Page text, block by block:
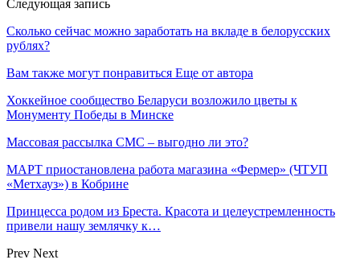
Следующая запись
Сколько сейчас можно заработать на вкладе в белорусских
рублях?
Вам также могут понравиться Еще от автора
Хоккейное сообщество Беларуси возложило цветы к
Монументу Победы в Минске
Массовая рассылка СМС – выгодно ли это?
МАРТ приостановлена работа магазина «Фермер» (ЧТУП
«Метхауз») в Кобрине
Принцесса родом из Бреста. Красота и целеустремленность
привели нашу землячку к…
Prev Next